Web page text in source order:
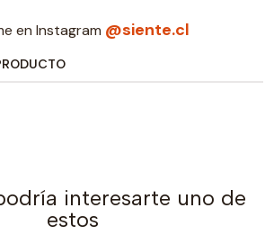
en Instagram @siente.cl
interesarte uno de
estos